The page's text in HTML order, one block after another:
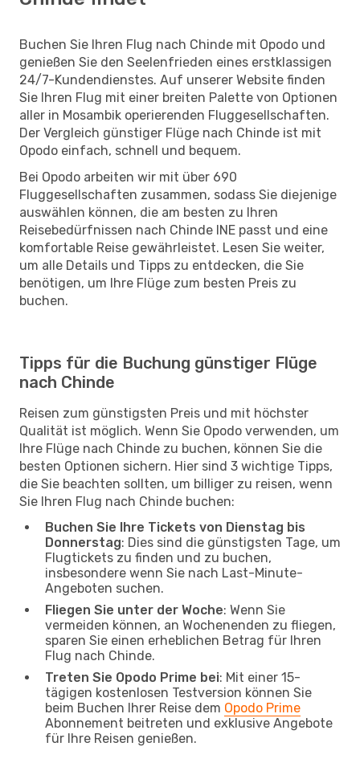
Buchen Sie Ihren Flug nach Chinde mit Opodo und
genießen Sie den Seelenfrieden eines erstklassigen
24/7-Kundendienstes. Auf unserer Website finden
Sie Ihren Flug mit einer breiten Palette von Optionen
aller in Mosambik operierenden Fluggesellschaften.
Der Vergleich günstiger Flüge nach Chinde ist mit
Opodo einfach, schnell und bequem.
Bei Opodo arbeiten wir mit über 690
Fluggesellschaften zusammen, sodass Sie diejenige
auswählen können, die am besten zu Ihren
Reisebedürfnissen nach Chinde INE passt und eine
komfortable Reise gewährleistet. Lesen Sie weiter,
um alle Details und Tipps zu entdecken, die Sie
benötigen, um Ihre Flüge zum besten Preis zu
buchen.
Tipps für die Buchung günstiger Flüge
nach Chinde
Reisen zum günstigsten Preis und mit höchster
Qualität ist möglich. Wenn Sie Opodo verwenden, um
Ihre Flüge nach Chinde zu buchen, können Sie die
besten Optionen sichern. Hier sind 3 wichtige Tipps,
die Sie beachten sollten, um billiger zu reisen, wenn
Sie Ihren Flug nach Chinde buchen:
Buchen Sie Ihre Tickets von Dienstag bis
Donnerstag: Dies sind die günstigsten Tage, um
Flugtickets zu finden und zu buchen,
insbesondere wenn Sie nach Last-Minute-
Angeboten suchen.
Fliegen Sie unter der Woche: Wenn Sie
vermeiden können, an Wochenenden zu fliegen,
sparen Sie einen erheblichen Betrag für Ihren
Flug nach Chinde.
Treten Sie Opodo Prime bei: Mit einer 15-
tägigen kostenlosen Testversion können Sie
beim Buchen Ihrer Reise dem Opodo Prime
Abonnement beitreten und exklusive Angebote
für Ihre Reisen genießen.